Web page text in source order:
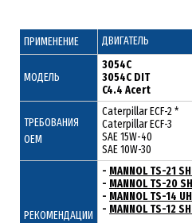
ПРИМЕНЕНИЕ ДВИГАТЕЛЬ
МОДЕЛЬ
3054C
3054C DIT
C4.4 Acert
ТРЕБОВАНИЯ
ОЕМ
Caterpillar ECF-2 *
Caterpillar ECF-3
SAE 15W-40
SAE 10W-30
РЕКОМЕНДАЦИИ
- MANNOL TS-21
- MANNOL TS-20
- MANNOL TS-14
- MANNOL TS-12